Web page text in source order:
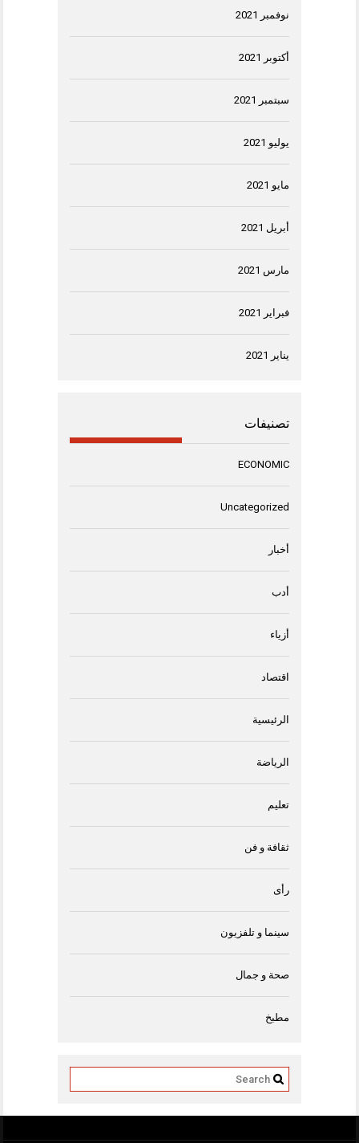
نوفمبر 2021
أكتوبر 2021
سبتمبر 2021
يوليو 2021
مايو 2021
أبريل 2021
مارس 2021
فبراير 2021
يناير 2021
تصنيفات
ECONOMIC
Uncategorized
أخبار
أدب
أزياء
اقتصاد
الرئيسية
الرياضة
تعليم
ثقافة و فن
رأى
سينما و تلفزيون
صحة و جمال
مطبخ